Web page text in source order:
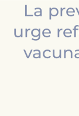
La
urge